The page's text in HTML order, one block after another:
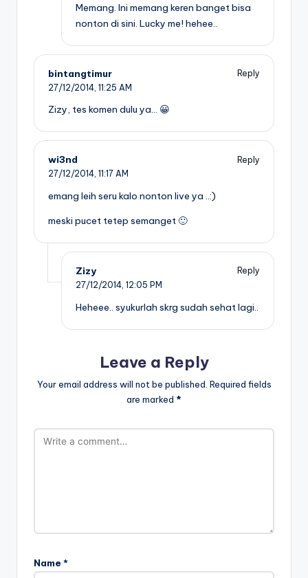
Memang. Ini memang keren banget bisa
nonton di sini. Lucky me! hehee..
bintangtimur
Reply
27/12/2014, 11:25 AM
Zizy, tes komen dulu ya… 😀
wi3nd
Reply
27/12/2014, 11:17 AM
emang leih seru kalo nonton live ya ..:)
meski pucet tetep semanget 🙂
Zizy
Reply
27/12/2014, 12:05 PM
Heheee.. syukurlah skrg sudah sehat lagi..
Leave a Reply
Your email address will not be published. Required fields
are marked *
Name *